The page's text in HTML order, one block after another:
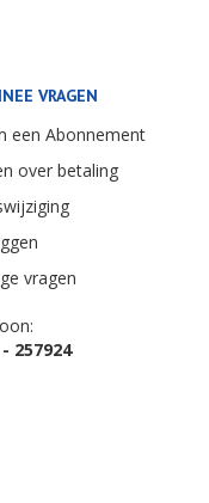
VRAGEN
een Abonnement
over betaling
vragen
257924